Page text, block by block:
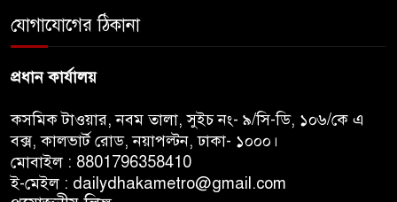
যোগাযোগের ঠিকানা
প্রধান কার্যালয়
কসমিক টাওয়ার, নবম তালা, সুইচ নং- ৯/সি-ডি, ১০৬/কে এ
বক্স, কালভার্ট রোড, নয়াপল্টন, ঢাকা- ১০০০।
মোবাইল : 8801796358410
ই-মেইল : dailydhakametro@gmail.com